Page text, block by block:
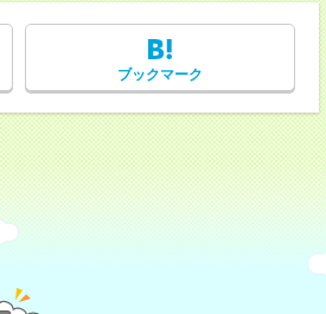
ブックマーク